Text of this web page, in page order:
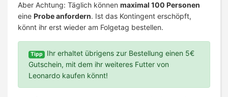
Aber Achtung: Täglich können maximal 100 Personen
eine Probe anfordern. Ist das Kontingent erschöpft,
könnt ihr erst wieder am Folgetag bestellen.
Tipp
Ihr erhaltet übrigens zur Bestellung einen 5€
Gutschein, mit dem ihr weiteres Futter von
Leonardo kaufen könnt!